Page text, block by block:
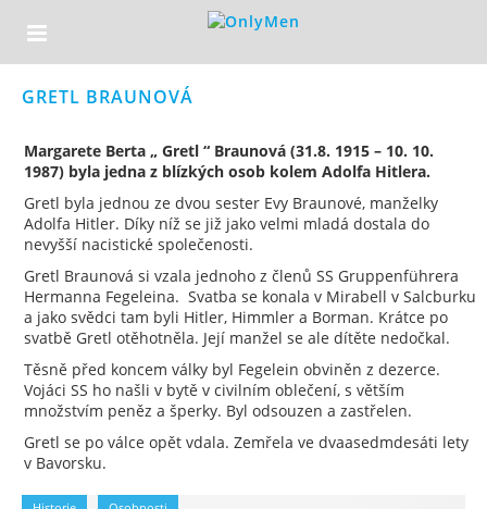
GRETL BRAUNOVÁ
Margarete Berta „ Gretl “ Braunová (31.8. 1915 – 10. 10.
1987) byla jedna z blízkých osob kolem Adolfa Hitlera.
Gretl byla jednou ze dvou sester Evy Braunové, manželky
Adolfa Hitler. Díky níž se již jako velmi mladá dostala do
nevyšší nacistické společenosti.
Gretl Braunová si vzala jednoho z členů SS Gruppenführera
Hermanna Fegeleina. Svatba se konala v Mirabell v Salcburku
a jako svědci tam byli Hitler, Himmler a Borman. Krátce po
svatbě Gretl otěhotněla. Její manžel se ale dítěte nedočkal.
Těsně před koncem války byl Fegelein obviněn z dezerce.
Vojáci SS ho našli v bytě v civilním oblečení, s větším
množstvím peněz a šperky. Byl odsouzen a zastřelen.
Gretl se po válce opět vdala. Zemřela ve dvaasedmdesáti lety
v Bavorsku.